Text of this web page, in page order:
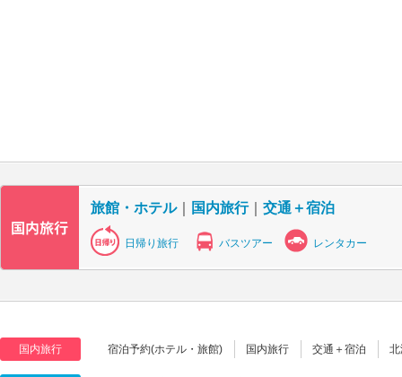
旅館・ホテル｜ 国内旅行｜ 交通＋宿泊
日帰り旅行 バスツアー レンタカー
国内旅行 宿泊予約(ホテル・旅館) 国内旅行 交通＋宿泊